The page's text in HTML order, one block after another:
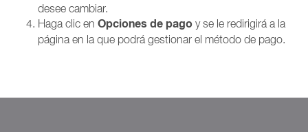
desee cambiar.
Haga clic en Opciones de pago y se le redirigirá a la
página en la que podrá gestionar el método de pago.